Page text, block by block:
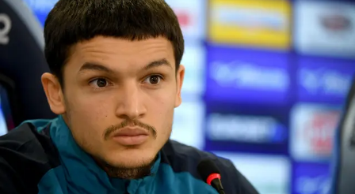
Calcio
Serie A
Champions League
Europa League
Altri Sport
Formula 1